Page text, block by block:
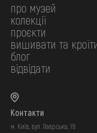
про музей
колекції
проєкти
вишивати та
блог
відвідати
Контакти
м. Київ, вул. Лаврська, 19